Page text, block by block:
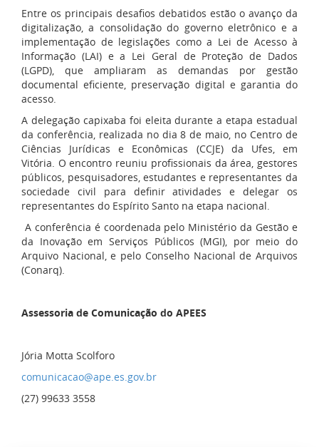
Entre os principais desafios debatidos estão o avanço da
digitalização, a consolidação do governo eletrônico e a
implementação de legislações como a Lei de Acesso à
Informação (LAI) e a Lei Geral de Proteção de Dados
(LGPD), que ampliaram as demandas por gestão
documental eficiente, preservação digital e garantia do
acesso.
A delegação capixaba foi eleita durante a etapa estadual
da conferência, realizada no dia 8 de maio, no Centro de
Ciências Jurídicas e Econômicas (CCJE) da Ufes, em
Vitória. O encontro reuniu profissionais da área, gestores
públicos, pesquisadores, estudantes e representantes da
sociedade civil para definir atividades e delegar os
representantes do Espírito Santo na etapa nacional.
A conferência é coordenada pelo Ministério da Gestão e
da Inovação em Serviços Públicos (MGI), por meio do
Arquivo Nacional, e pelo Conselho Nacional de Arquivos
(Conarq).
Assessoria de Comunicação do APEES
Jória Motta Scolforo
comunicacao@ape.es.gov.br
(27) 99633 3558